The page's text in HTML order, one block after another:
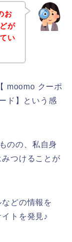
お
が
い
moomo クーポ
ド】という感
のの、私自身
つけることが
どの情報を
トを発見♪